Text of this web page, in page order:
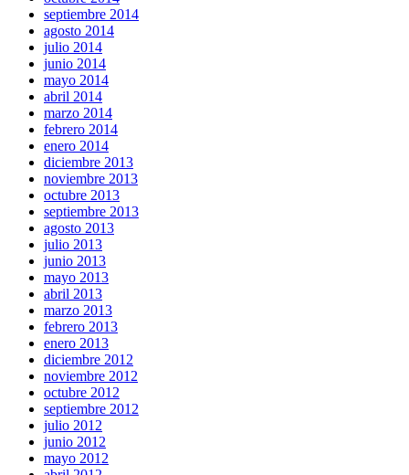
septiembre 2014
agosto 2014
julio 2014
junio 2014
mayo 2014
abril 2014
marzo 2014
febrero 2014
enero 2014
diciembre 2013
noviembre 2013
octubre 2013
septiembre 2013
agosto 2013
julio 2013
junio 2013
mayo 2013
abril 2013
marzo 2013
febrero 2013
enero 2013
diciembre 2012
noviembre 2012
octubre 2012
septiembre 2012
julio 2012
junio 2012
mayo 2012